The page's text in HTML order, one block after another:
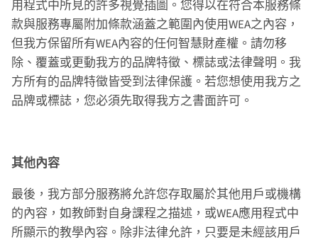
用程式中所見的許多視覺插圖。您得以在符合本服務條
款與服務專屬附加條款涵蓋之範圍內使用WEA之內容，
但我方保留所有WEA內容的任何智慧財產權。請勿移
除、覆蓋或更動我方的品牌特徵、標誌或法律聲明。我
方所有的品牌特徵皆受到法律保護。若您想使用我方之
品牌或標誌，您必須先取得我方之書面許可。
其他內容
最後，我方部分服務將允許您存取屬於其他用戶或機構
的內容，如教師對自身課程之描述，或WEA應用程式中
所顯示的教學內容。除非法律允許，只要是未經該用戶